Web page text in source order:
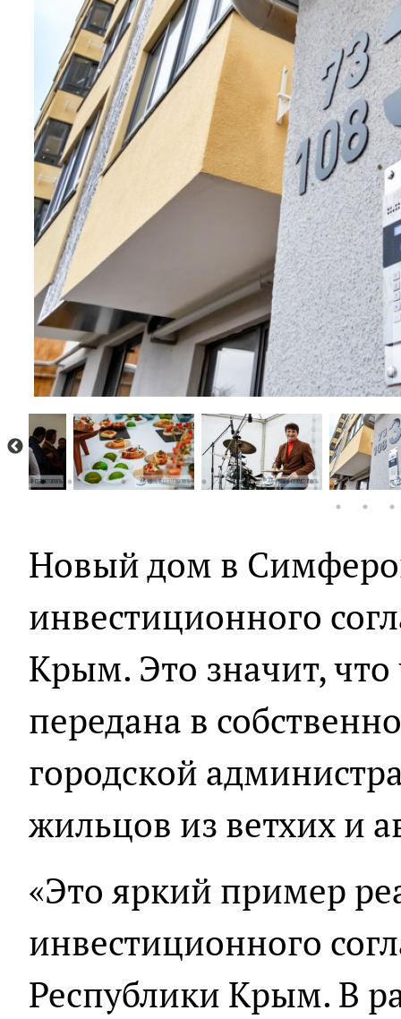
Новый дом в
инвестиционного
Крым. Это значит, что
передана в
городской
жильцов из ветхих и
«Это яркий пример
инвестиционного
Республики Крым. В